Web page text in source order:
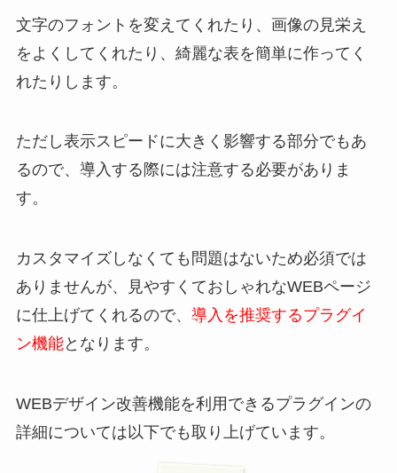
文字のフォントを変えてくれたり、画像の見栄え
をよくしてくれたり、綺麗な表を簡単に作ってく
れたりします。
ただし表示スピードに大きく影響する部分でもあ
るので、導入する際には注意する必要がありま
す。
カスタマイズしなくても問題はないため必須では
ありませんが、見やすくておしゃれなWEBページ
に仕上げてくれるので、 導入を推奨するプラグイ
ン機能となります。
WEBデザイン改善機能を利用できるプラグインの
詳細については以下でも取り上げています。